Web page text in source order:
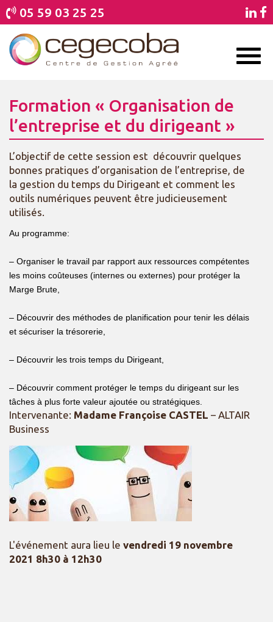
05 59 03 25 25
Formation « Organisation de
l’entreprise et du dirigeant »
L’objectif de cette session est découvrir quelques
bonnes pratiques d’organisation de l’entreprise, de
la gestion du temps du Dirigeant et comment les
outils numériques peuvent être judicieusement
utilisés.
Au programme:
– Organiser le travail par rapport aux ressources compétentes
les moins coûteuses (internes ou externes) pour protéger la
Marge Brute,
– Découvrir des méthodes de planification pour tenir les délais
et sécuriser la trésorerie,
– Découvrir les trois temps du Dirigeant,
– Découvrir comment protéger le temps du dirigeant sur les
tâches à plus forte valeur ajoutée ou stratégiques.
Intervenante: Madame Françoise CASTEL – ALTAIR
Business
L'événement aura lieu le vendredi 19 novembre
2021 8h30 à 12h30